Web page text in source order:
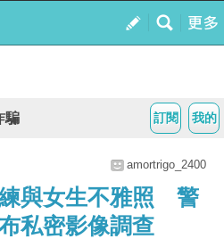
我的
訂閱
騙
amortrigo_2400
與女生不雅照 警
私密影像調查